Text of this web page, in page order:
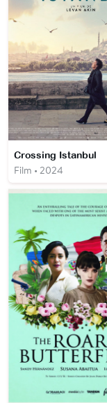
Crossing Istanbul
Film • 2024